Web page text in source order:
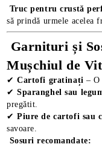
Truc pentru crustă
să prindă urmele acelea
Garnituri și
Mușchiul de
✔Cartofi gratinați – O
✔Sparanghel sau
pregătit.
✔Piure de cartofi sau
savoare.
Sosuri recomandate: